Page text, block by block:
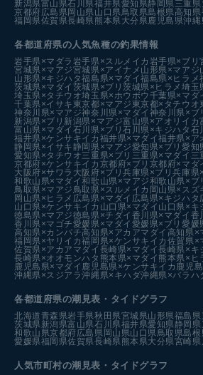
北海道岩手県宮城県山形県福島県東京都神奈川
新潟県富山県石川県福井県愛知県静岡県三重県
京都府広島県岡山県山口県鳥取県島根県高知県
各都道府県の人気魚種の釣果情報
岩手県×マダラ 岩手県×スルメイカ 岩手県×ブリ
宮城県×マアジ 宮城県×アイナメ山形県×マアジ
山形県×キジハタ福島県×マダイ福島県×ヒラメ
茨城県×マダイ 茨城県×ブリ茨城県×ヒラメ 埼玉
埼玉県×タチウオ埼玉県×ホウボウ千葉県×マダ
千葉県×イサキ 東京都×マアジ 東京都×タチウオ
神奈川県×マアジ神奈川県×マダイ神奈川県×ブ
新潟県×ブリ 新潟県×マアジ富山県×アオリイカ
富山県×マダイ 石川県×ブリ石川県×キジハタ 石
福井県×ケンサキイカ福井県×マダイ福井県×ア
静岡県×イサキ 静岡県×マアジ 愛知県×ブリ 愛知
愛知県×タチウオ三重県×ブリ 三重県×マダイ 三
京都府×ケンサキイカ京都府×ブリ京都府×マダ
大阪府×サワラ 大阪府×ブリ 兵庫県×ブリ兵庫県
和歌山県×マダイ和歌山県×マアジ 和歌山県×ブ
鳥取県×マアジ 鳥取県×スルメイカ岡山県×スズ
岡山県×ヒラメ 広島県×マダイ 広島県×キジハタ
山口県×ケンサキイカ山口県×マダイ山口県×キ
徳島県×マアジ徳島県×チダイ 香川県×マダイ香
香川県×マゴチ愛媛県×マダイ 愛媛県×ブリ愛媛
高知県×カンパチ高知県×アカアマダイ 高知県×
福岡県×ヤリイカ 福岡県×ケンサキイカ佐賀県×
佐賀県×アカアマダイ 長崎県×マダイ 長崎県×キ
長崎県×オオモンハタ熊本県×マダイ熊本県×ヒ
鹿児島県×マダイ鹿児島県×ケンサキイカ 鹿児
各都道府県の潮見表・タイドグラフ
北海道青森県岩手県秋田県宮城県山形県福島県
茨城県新潟県富山県石川県福井県愛知県静岡県
和歌山県京都府広島県岡山県山口県鳥取県島根